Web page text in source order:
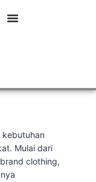
Mulai dari
clothing,